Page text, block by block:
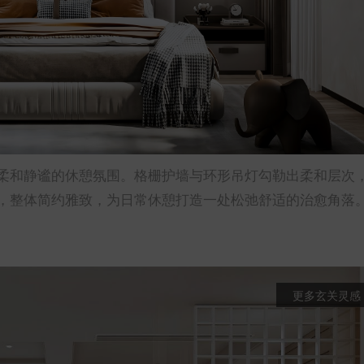
静谧的休憩氛围。格栅护墙与环形吊灯勾勒出柔和层次
体简约雅致，为日常休憩打造一处松弛舒适的治愈角落
更多玄关灵感